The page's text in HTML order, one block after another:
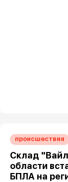
происшествия
Склад
области
БПЛА на